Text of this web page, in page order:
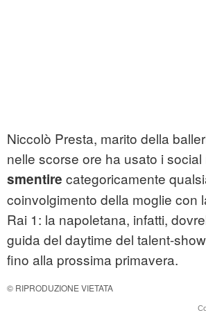
Niccolò Presta, marito della
nelle scorse ore ha usato i
smentire categoricamente
coinvolgimento della moglie con
Rai 1: la napoletana, infatti,
guida del daytime del talent-
fino alla prossima primavera.
© RIPRODUZIONE VIETATA